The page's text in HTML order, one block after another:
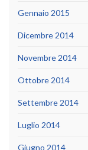
Gennaio 2015
Dicembre 2014
Novembre 2014
Ottobre 2014
Settembre 2014
Luglio 2014
Giugno 2014